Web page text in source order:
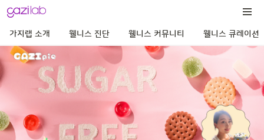
가지랩 소개 웰니스 진단 웰니스 커뮤니티 웰니스 큐레이션